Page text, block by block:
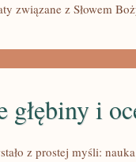
związane z Słowem
głębiny i
z prostej myśli: